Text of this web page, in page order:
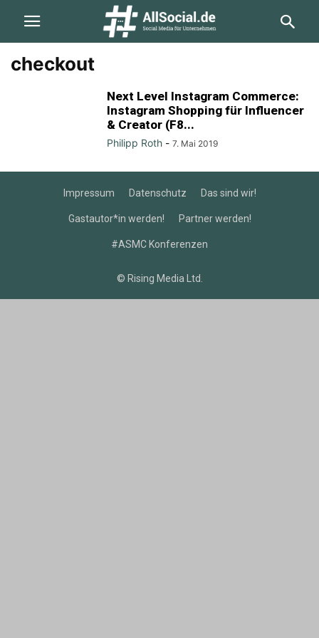
checkout
Next Level Instagram Commerce:
Instagram Shopping für Influencer
& Creator (F8...
Philipp Roth - 7. Mai 2019
Impressum Datenschutz Das sind wir!
Gastautor*in werden! Partner werden!
#ASMC Konferenzen
© Rising Media Ltd.